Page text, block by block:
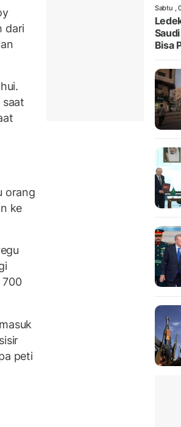
dari
orang
ke
700
peti
Sabtu ,
Bisa